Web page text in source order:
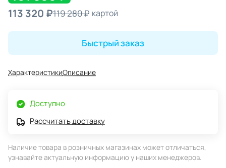
113 320 ₽119 280 ₽ картой
Быстрый заказ
ХарактеристикиОписание
Доступно
Рассчитать доставку
Наличие товара в розничных магазинах может отличаться,
узнавайте актуальную информацию у наших менеджеров.